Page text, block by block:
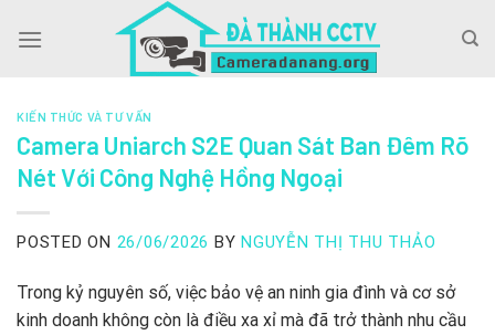
KIẾN THỨC VÀ TƯ VẤN
Camera Uniarch S2E Quan Sát Ban Đêm Rõ
Nét Với Công Nghệ Hồng Ngoại
POSTED ON 26/06/2026 BY NGUYỄN THỊ THU THẢO
Trong kỷ nguyên số, việc bảo vệ an ninh gia đình và cơ sở
kinh doanh không còn là điều xa xỉ mà đã trở thành nhu cầu